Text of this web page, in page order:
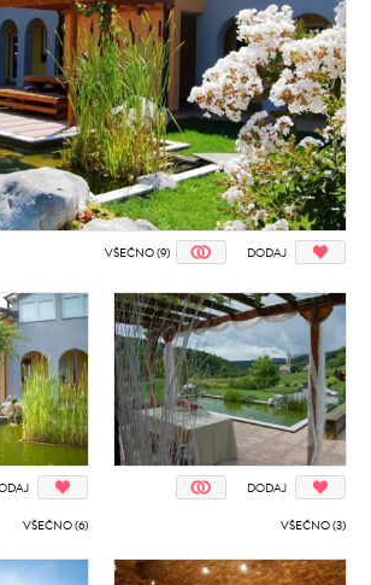
DODAJ
VŠEČNO (9)
VŠEČNO (6)
DODAJ
VŠEČNO (3)